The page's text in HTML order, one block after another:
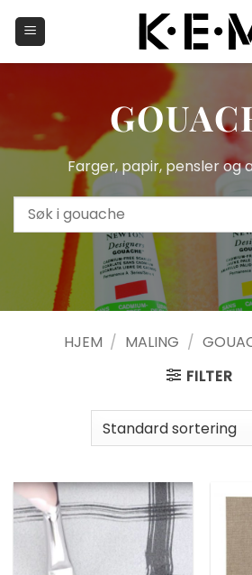
Farger, papir, pensler og
HJEM / MALING /
FILTER